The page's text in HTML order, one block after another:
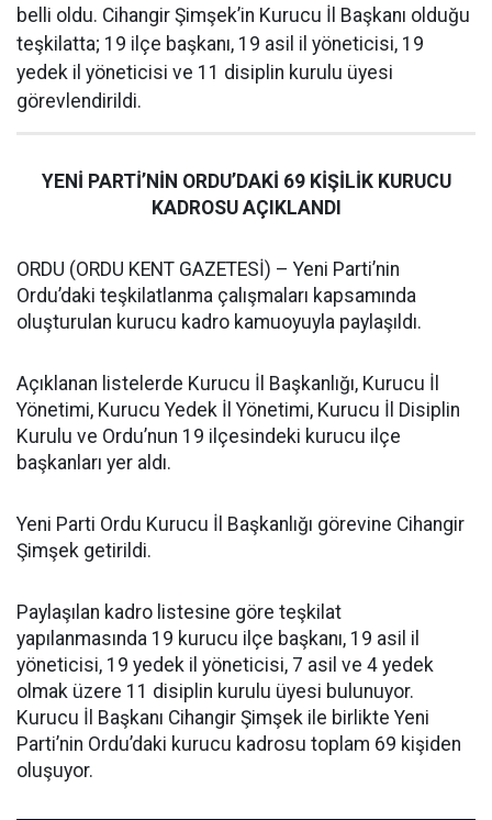
belli oldu. Cihangir Şimşek’in Kurucu İl Başkanı olduğu
teşkilatta; 19 ilçe başkanı, 19 asil il yöneticisi, 19
yedek il yöneticisi ve 11 disiplin kurulu üyesi
görevlendirildi.
YENİ PARTİ’NİN ORDU’DAKİ 69 KİŞİLİK KURUCU
KADROSU AÇIKLANDI
ORDU (ORDU KENT GAZETESİ) – Yeni Parti’nin
Ordu’daki teşkilatlanma çalışmaları kapsamında
oluşturulan kurucu kadro kamuoyuyla paylaşıldı.
Açıklanan listelerde Kurucu İl Başkanlığı, Kurucu İl
Yönetimi, Kurucu Yedek İl Yönetimi, Kurucu İl Disiplin
Kurulu ve Ordu’nun 19 ilçesindeki kurucu ilçe
başkanları yer aldı.
Yeni Parti Ordu Kurucu İl Başkanlığı görevine Cihangir
Şimşek getirildi.
Paylaşılan kadro listesine göre teşkilat
yapılanmasında 19 kurucu ilçe başkanı, 19 asil il
yöneticisi, 19 yedek il yöneticisi, 7 asil ve 4 yedek
olmak üzere 11 disiplin kurulu üyesi bulunuyor.
Kurucu İl Başkanı Cihangir Şimşek ile birlikte Yeni
Parti’nin Ordu’daki kurucu kadrosu toplam 69 kişiden
oluşuyor.